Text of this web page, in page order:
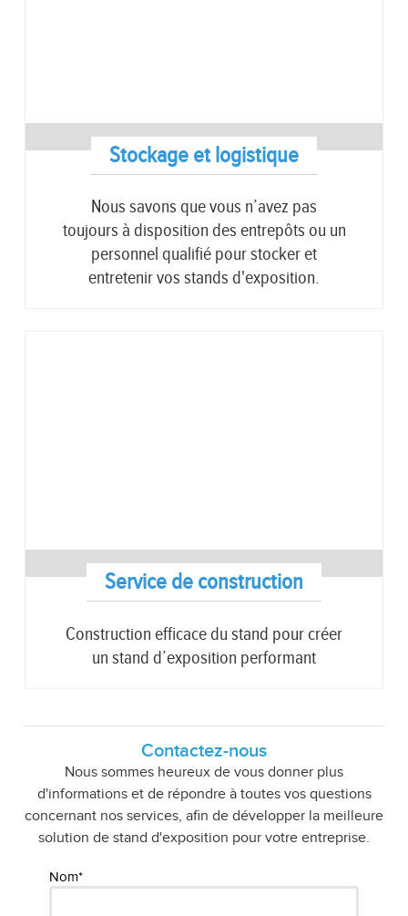
Stockage et logistique
Nous savons que vous n’avez pas
toujours à disposition des entrepôts ou un
personnel qualifié pour stocker et
entretenir vos stands d'exposition.
Service de construction
Construction efficace du stand pour créer
un stand d’exposition performant
Contactez-nous
Nous sommes heureux de vous donner plus
d'informations et de répondre à toutes vos questions
concernant nos services, afin de développer la meilleure
solution de stand d'exposition pour votre entreprise.
Nom*